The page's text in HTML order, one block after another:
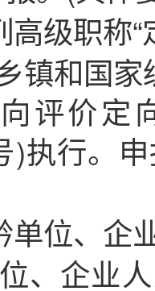
级职称
镇和国
评价定
)执行。
单位、企
、企业